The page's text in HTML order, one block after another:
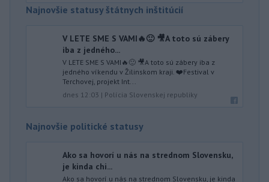
Najnovšie statusy štátnych inštitúcií
V LETE SME S VAMI🔥🙂 🎥A toto sú zábery
iba z jedného...
V LETE SME S VAMI🔥🙂 🎥A toto sú zábery iba z
jedného víkendu v Žilinskom kraji. ❤️Festival v
Terchovej, projekt Int...
dnes 12:03 | Polícia Slovenskej republiky
Najnovšie politické statusy
Ako sa hovorí u nás na strednom Slovensku,
je kinda chi...
Ako sa hovorí u nás na strednom Slovensku, je kinda